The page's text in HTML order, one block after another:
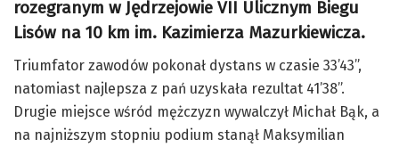
rozegranym w Jędrzejowie VII Ulicznym Biegu
Lisów na 10 km im. Kazimierza Mazurkiewicza.
Triumfator zawodów pokonał dystans w czasie 33’43”,
natomiast najlepsza z pań uzyskała rezultat 41’38”.
Drugie miejsce wśród mężczyzn wywalczył Michał Bąk, a
na najniższym stopniu podium stanął Maksymilian